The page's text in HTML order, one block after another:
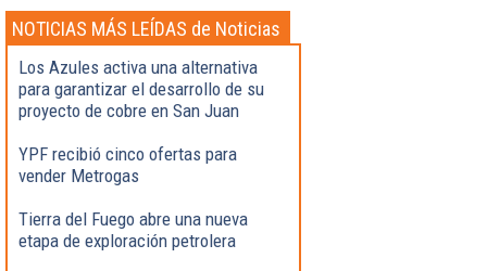
NOTICIAS MÁS LEÍDAS de Noticias
Destacadas
Los Azules activa una alternativa
para garantizar el desarrollo de su
proyecto de cobre en San Juan
YPF recibió cinco ofertas para
vender Metrogas
Tierra del Fuego abre una nueva
etapa de exploración petrolera